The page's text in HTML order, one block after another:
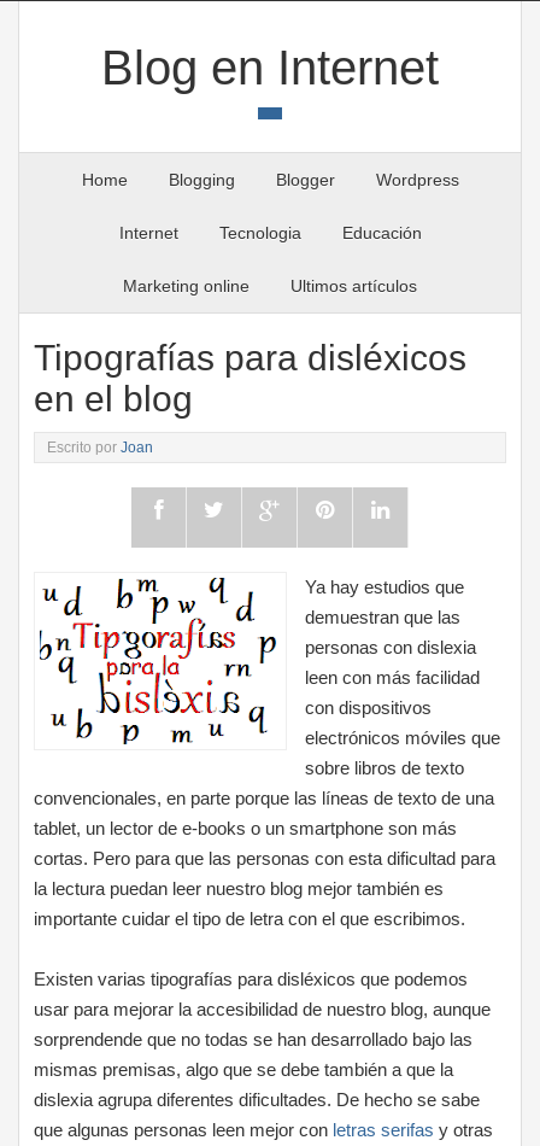
Blog en Internet
Home Blogging Blogger Wordpress
Internet Tecnologia Educación
Marketing online Ultimos artículos
Tipografías para disléxicos
en el blog
Escrito porJoan
Ya hay estudios que
demuestran que las
personas con dislexia
leen con más facilidad
con dispositivos
electrónicos móviles que
sobre libros de texto
convencionales, en parte porque las líneas de texto de una
tablet, un lector de e-books o un smartphone son más
cortas. Pero para que las personas con esta dificultad para
la lectura puedan leer nuestro blog mejor también es
importante cuidar el tipo de letra con el que escribimos.
Existen varias tipografías para disléxicos que podemos
usar para mejorar la accesibilidad de nuestro blog, aunque
sorprendende que no todas se han desarrollado bajo las
mismas premisas, algo que se debe también a que la
dislexia agrupa diferentes dificultades. De hecho se sabe
que algunas personas leen mejor con letras serifas y otras